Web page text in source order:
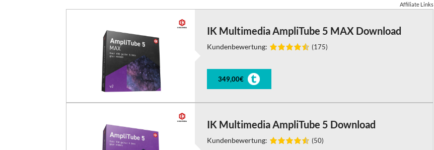
Affiliate Links
IK Multimedia AmpliTube 5 MAX Download
Kundenbewertung: (175)
349,00€
IK Multimedia AmpliTube 5 Download
Kundenbewertung: (50)